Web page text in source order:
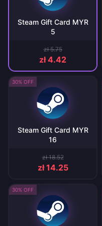
Steam Gift Card MYR
5
zł 5.75
zł 4.42
30% OFF
Steam Gift Card MYR
16
zł 18.52
zł 14.25
30% OFF